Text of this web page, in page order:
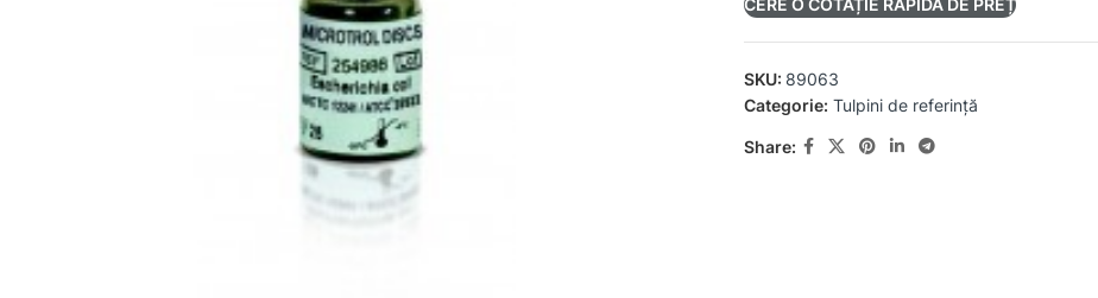
CERE O COTAȚIE RAPIDĂ DE PREȚ
SKU: 89063
Categorie: Tulpini de referință
Share: